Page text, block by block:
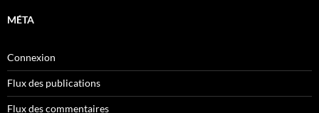
MÉTA
Connexion
Flux des publications
Flux des commentaires